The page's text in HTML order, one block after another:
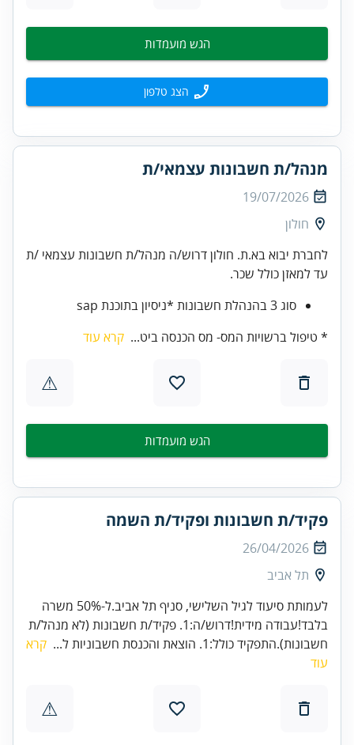
הגש מועמדות
הצג טלפון
מנהל/ת חשבונות עצמאי/ת
19/07/2026
חולון
לחברת יבוא בא.ת. חולון דרוש/ה מנהל/ת חשבונות עצמאי /ת
עד למאזן כולל שכר.
סוג 3 בהנהלת חשבונות *ניסיון בתוכנת sap
* טיפול ברשויות המס- מס הכנסה ביט... קרא עוד
⚠
הגש מועמדות
פקיד/ת חשבונות ופקיד/ת השמה
26/04/2026
תל אביב
לעמותת סיעוד לגיל השלישי, סניף תל אביב.ל-50% משרה
בלבד!עבודה מידית!דרוש/ה:1. פקיד/ת חשבונות (לא מנהל/ת
חשבונות).התפקיד כולל:1. הוצאת והכנסת חשבוניות ל...
קרא
עוד
⚠